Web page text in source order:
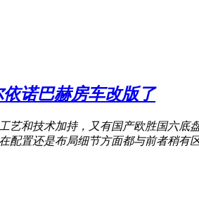
诺巴赫房车改版了
和技术加持，又有国产欧胜国六
置还是布局细节方面都与前者稍有